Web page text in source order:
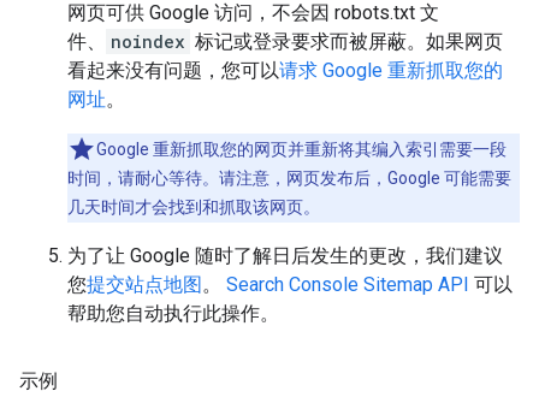
网页可供 Google 访问，不会因 robots.txt 文
件、
noindex 标记或登录要求而被屏蔽。如果网页
看起来没有问题，您可以请求 Google 重新抓取您的
网址。
Google 重新抓取您的网页并重新将其编入索引需要一段
时间，请耐心等待。请注意，网页发布后，Google 可能需要
几天时间才会找到和抓取该网页。
为了让 Google 随时了解日后发生的更改，我们建议
您提交站点地图。 Search Console Sitemap API 可以
帮助您自动执行此操作。
示例